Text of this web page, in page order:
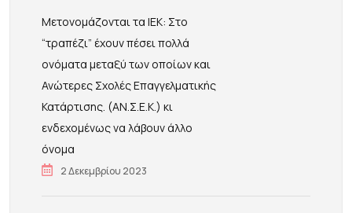
Μετονομάζονται τα ΙΕΚ: Στο
“τραπέζι” έχουν πέσει πολλά
ονόματα μεταξύ των οποίων και
Ανώτερες Σχολές Επαγγελματικής
Κατάρτισης. (ΑΝ.Σ.Ε.Κ.) κι
ενδεχομένως να λάβουν άλλο
όνομα
2 Δεκεμβρίου 2023